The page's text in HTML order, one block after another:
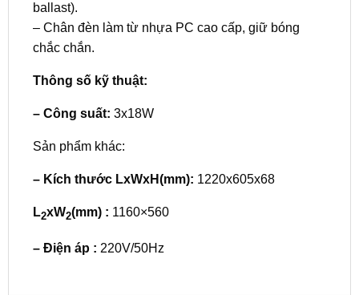
ballast).
– Chân đèn làm từ nhựa PC cao cấp, giữ bóng
chắc chắn.
Thông số kỹ thuật:
– Công suất: 3x18W
Sản phẩm khác:
– Kích thước LxWxH(mm): 1220x605x68
L2xW2(mm) : 1160×560
– Điện áp : 220V/50Hz